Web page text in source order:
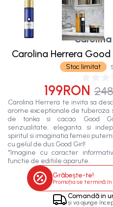
Stoc limitat
Carolina Herrera
199RON
Carolina Herrera te invita sa
arome exceptionale de tuberoza
de tonka si cacao. Good
senzualitate, eleganta si
spiritul si imaginatia femeii
cu gelul de dus Good Girl!
*Imagine cu caracter
functie de editiile aparute.
Grăbește-te!
Promoția se termină în
Comandă in
și va ajunge